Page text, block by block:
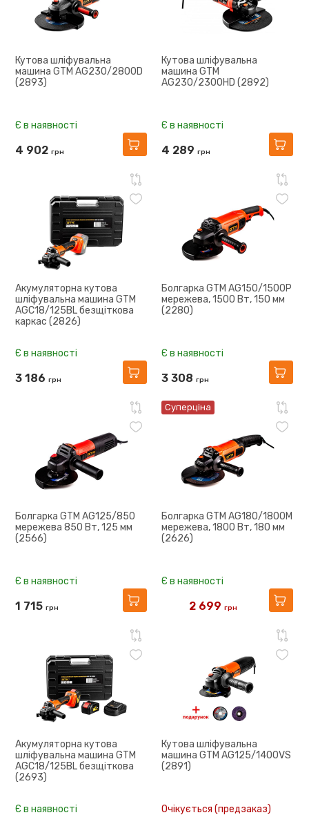
Кутова шліфувальна
машина GTM AG230/2800D
(2893)
Є в наявності
4 902 грн
Кутова шліфувальна
машина GTM
AG230/2300HD (2892)
Є в наявності
4 289 грн
Акумуляторна кутова
шліфувальна машина GTM
AGC18/125BL безщіткова
каркас (2826)
Є в наявності
3 186 грн
Болгарка GTM AG150/1500P
мережева, 1500 Вт, 150 мм
(2280)
Є в наявності
3 308 грн
Болгарка GTM AG125/850
мережева 850 Вт, 125 мм
(2566)
Є в наявності
1 715 грн
Суперціна
Болгарка GTM AG180/1800M
мережева, 1800 Вт, 180 мм
(2626)
Є в наявності
2 699 грн
Акумуляторна кутова
шліфувальна машина GTM
AGC18/125BL безщіткова
(2693)
Є в наявності
Кутова шліфувальна
машина GTM AG125/1400VS
(2891)
Очікується (предзаказ)